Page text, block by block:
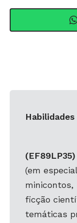
(EF89LP35)
(em
minicontos,
ficção
temáticas